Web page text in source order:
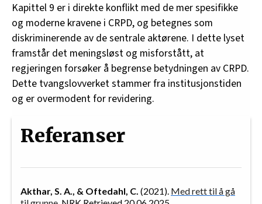
Kapittel 9 er i direkte konflikt med de mer spesifikke
og moderne kravene i CRPD, og betegnes som
diskriminerende av de sentrale aktørene. I dette lyset
framstår det meningsløst og misforstått, at
regjeringen forsøker å begrense betydningen av CRPD.
Dette tvangslovverket stammer fra institusjonstiden
og er overmodent for revidering.
Referanser
Akthar, S. A., & Oftedahl, C. (2021). Med rett til å gå